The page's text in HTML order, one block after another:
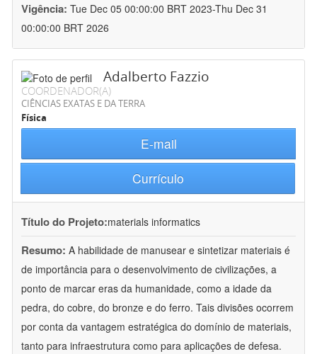
Vigência: Tue Dec 05 00:00:00 BRT 2023-Thu Dec 31
00:00:00 BRT 2026
Adalberto Fazzio
COORDENADOR(A)
CIÊNCIAS EXATAS E DA TERRA
Física
E-mail
Currículo
Título do Projeto:materials informatics
Resumo: A habilidade de manusear e sintetizar materiais é
de importância para o desenvolvimento de civilizações, a
ponto de marcar eras da humanidade, como a idade da
pedra, do cobre, do bronze e do ferro. Tais divisões ocorrem
por conta da vantagem estratégica do domínio de materiais,
tanto para infraestrutura como para aplicações de defesa.